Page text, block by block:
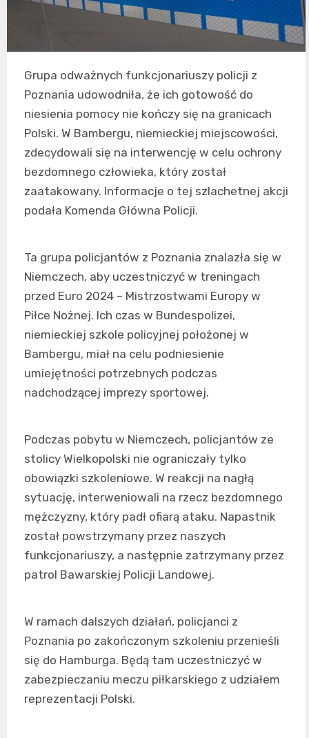
Grupa odważnych funkcjonariuszy policji z
Poznania udowodniła, że ich gotowość do
niesienia pomocy nie kończy się na granicach
Polski. W Bambergu, niemieckiej miejscowości,
zdecydowali się na interwencję w celu ochrony
bezdomnego człowieka, który został
zaatakowany. Informacje o tej szlachetnej akcji
podała Komenda Główna Policji.
Ta grupa policjantów z Poznania znalazła się w
Niemczech, aby uczestniczyć w treningach
przed Euro 2024 – Mistrzostwami Europy w
Piłce Nożnej. Ich czas w Bundespolizei,
niemieckiej szkole policyjnej położonej w
Bambergu, miał na celu podniesienie
umiejętności potrzebnych podczas
nadchodzącej imprezy sportowej.
Podczas pobytu w Niemczech, policjantów ze
stolicy Wielkopolski nie ograniczały tylko
obowiązki szkoleniowe. W reakcji na nagłą
sytuację, interweniowali na rzecz bezdomnego
mężczyzny, który padł ofiarą ataku. Napastnik
został powstrzymany przez naszych
funkcjonariuszy, a następnie zatrzymany przez
patrol Bawarskiej Policji Landowej.
W ramach dalszych działań, policjanci z
Poznania po zakończonym szkoleniu przenieśli
się do Hamburga. Będą tam uczestniczyć w
zabezpieczaniu meczu piłkarskiego z udziałem
reprezentacji Polski.